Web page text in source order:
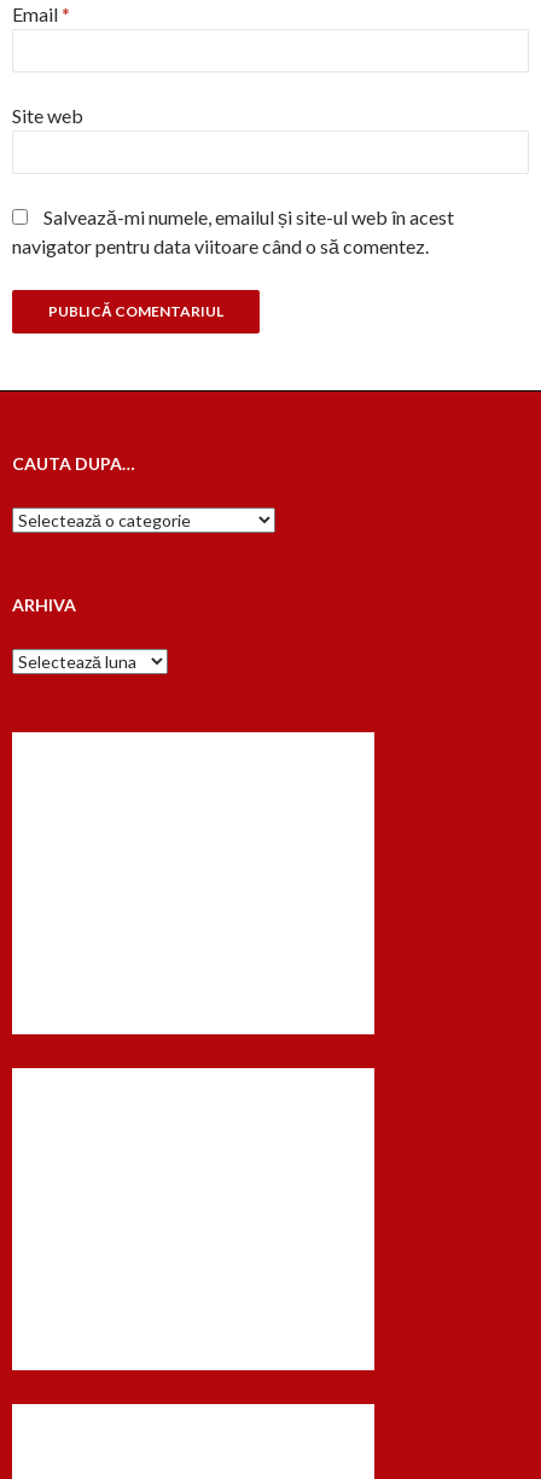
Email*
Site web
Salvează-mi numele, emailul și site-ul web în acest
navigator pentru data viitoare când o să comentez.
CAUTA DUPA…
Cauta
dupa…
ARHIVA
Arhiva